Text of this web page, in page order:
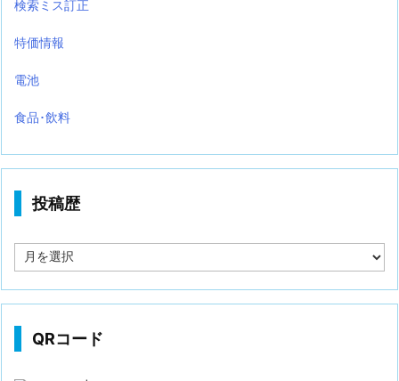
検索ミス訂正
特価情報
電池
食品･飲料
投稿歴
稿
QRコード